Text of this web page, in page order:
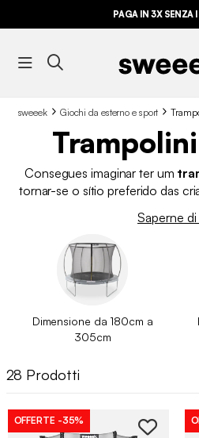
PAGA IN 3X SENZA
sweeek Giochi da esterno e sport
Consegues imaginar ter um
tornar-se o sítio preferido das
acabam por ser
sempre movimento. Saltar, rir,
de casa nem planear nada de
encontrartrampolins
pensados
formas de utilização. Desde
forma simples no teu dia a dia e
Saperne di
Dimensione da 180cm a
305cm
28 Prodotti
OFFERTE -35%